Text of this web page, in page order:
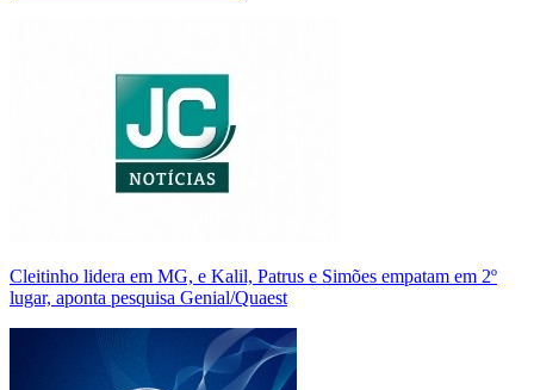
Cleitinho lidera em MG, e Kalil, Patrus e Simões empatam em 2º
lugar, aponta pesquisa Genial/Quaest